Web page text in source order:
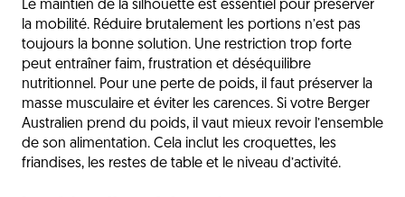
Le maintien de la silhouette est essentiel pour préserver
la mobilité. Réduire brutalement les portions n’est pas
toujours la bonne solution. Une restriction trop forte
peut entraîner faim, frustration et déséquilibre
nutritionnel. Pour une perte de poids, il faut préserver la
masse musculaire et éviter les carences. Si votre Berger
Australien prend du poids, il vaut mieux revoir l’ensemble
de son alimentation. Cela inclut les croquettes, les
friandises, les restes de table et le niveau d’activité.